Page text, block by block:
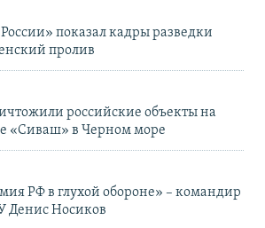
показал кадры разведки
пролив
российские объекты на
«Сиваш» в Черном море
РФ в глухой обороне» – командир
Денис Носиков